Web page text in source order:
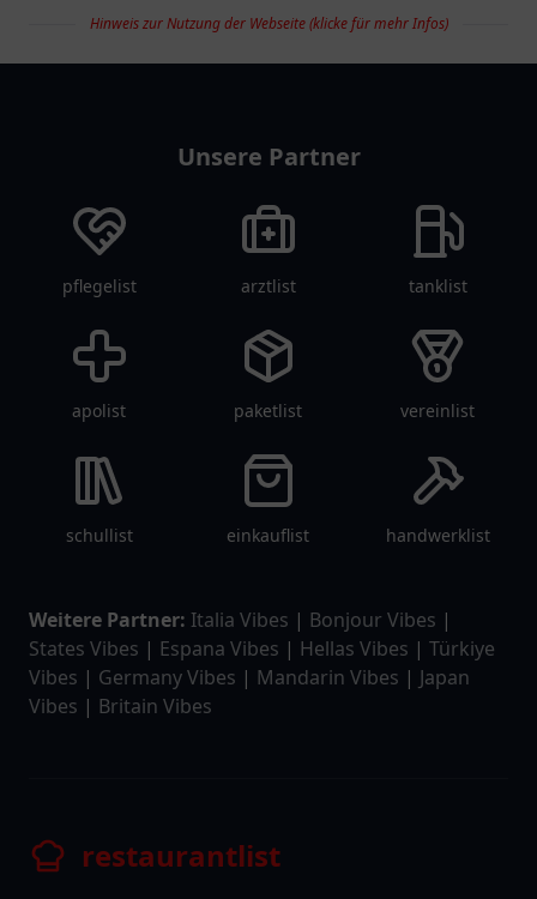
Hinweis zur Nutzung der Webseite (klicke für mehr Infos)
Unsere Partner
pflegelist arztlist tanklist
apolist paketlist vereinlist
schullist einkauflist handwerklist
Weitere Partner: Italia Vibes | Bonjour Vibes |
States Vibes | Espana Vibes | Hellas Vibes | Türkiye
Vibes | Germany Vibes | Mandarin Vibes | Japan
Vibes | Britain Vibes
restaurantlist